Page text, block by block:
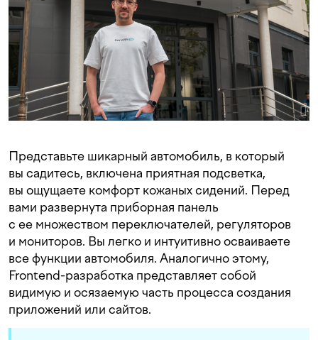
Представьте шикарный автомобиль, в который
вы садитесь, включена приятная подсветка,
вы ощущаете комфорт кожаных сидений. Перед
вами развернута приборная панель
с ее множеством переключателей, регуляторов
и мониторов. Вы легко и интуитивно осваиваете
все функции автомобиля. Аналогично этому,
Frontend-разработка представляет собой
видимую и осязаемую часть процесса создания
приложений или сайтов.